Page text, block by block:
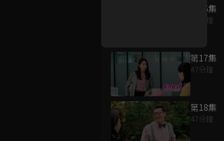
第16集
47分鐘
第17集
47分鐘
第18集
47分鐘